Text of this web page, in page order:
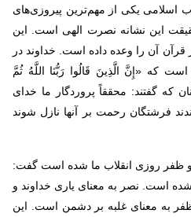
اسلامی یکی از مهم‌ترین پیروزی‌های
این نشانه نصرت الهی است. این
آن را وعده داده است. خداوند در
است که «إِنَّ الَّذِينَ قَالُوا رَبُّنَا اللَّهُ ثُمَّ
که گفتند: محققاً پروردگار ما خدای
فرشتگان رحمت بر آنها نازل شوند
و ظفر روزی انقلاب ما شده است گفت:
است. نصر به معنای یاری خداوند و
به معنای غلبه بر دشمن است. این